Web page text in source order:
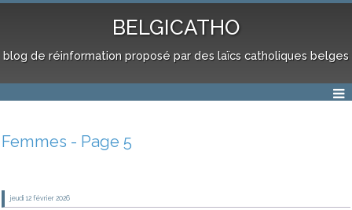
BELGICATHO
blog de réinformation proposé par des laïcs catholiques belges
Femmes - Page 5
jeudi 12 février 2026